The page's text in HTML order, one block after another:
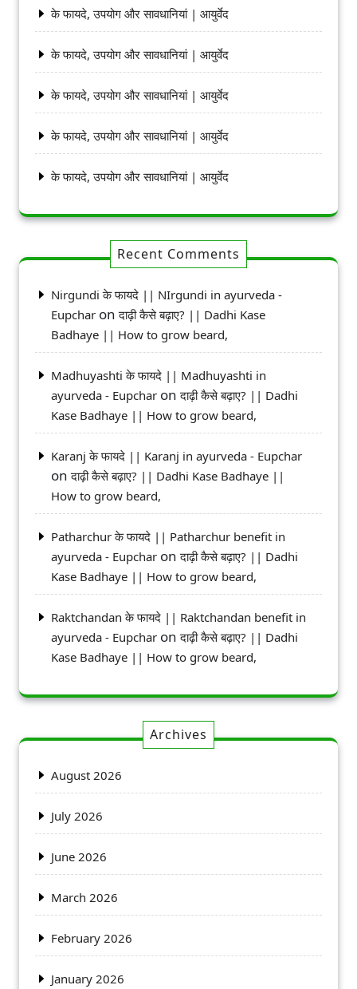
के फायदे, उपयोग और सावधानियां | आयुर्वेद
के फायदे, उपयोग और सावधानियां | आयुर्वेद
के फायदे, उपयोग और सावधानियां | आयुर्वेद
के फायदे, उपयोग और सावधानियां | आयुर्वेद
के फायदे, उपयोग और सावधानियां | आयुर्वेद
Recent Comments
Nirgundi के फायदे || NIrgundi in ayurveda -
Eupchar onदाढ़ी कैसे बढ़ाए? || Dadhi Kase
Badhaye || How to grow beard,
Madhuyashti के फायदे || Madhuyashti in
ayurveda - Eupchar onदाढ़ी कैसे बढ़ाए? || Dadhi
Kase Badhaye || How to grow beard,
Karanj के फायदे || Karanj in ayurveda - Eupchar
onदाढ़ी कैसे बढ़ाए? || Dadhi Kase Badhaye ||
How to grow beard,
Patharchur के फायदे || Patharchur benefit in
ayurveda - Eupchar onदाढ़ी कैसे बढ़ाए? || Dadhi
Kase Badhaye || How to grow beard,
Raktchandan के फायदे || Raktchandan benefit in
ayurveda - Eupchar onदाढ़ी कैसे बढ़ाए? || Dadhi
Kase Badhaye || How to grow beard,
Archives
August 2026
July 2026
June 2026
March 2026
February 2026
January 2026